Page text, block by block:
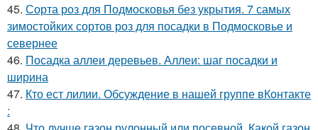
45. Сорта роз для Подмосковья без укрытия. 7 самых
зимостойких сортов роз для посадки в Подмосковье и
севернее
46. Посадка аллеи деревьев. Аллеи: шаг посадки и
ширина
47. Кто ест лилии. Обсуждение в нашей группе вКонтакте
: